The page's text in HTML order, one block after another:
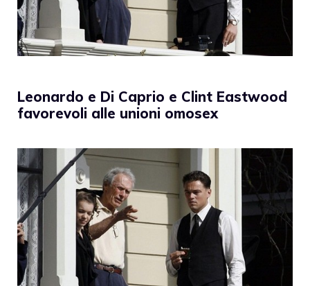
Leonardo e Di Caprio e Clint Eastwood
favorevoli alle unioni omosex